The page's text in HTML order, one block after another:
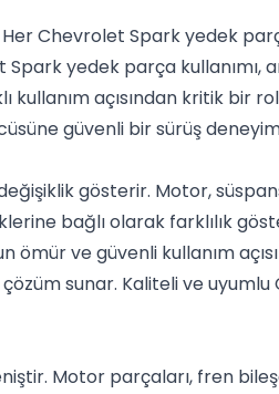
Chevrolet Spark yedek
yedek parça kullanımı,
açısından kritik bir
güvenli bir sürüş
gösterir. Motor,
bağlı olarak farklılık
ömür ve güvenli kullanım
sunar. Kaliteli ve
Motor parçaları, fren